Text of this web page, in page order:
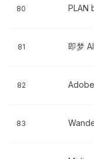
80 PLAN
81 即梦
82
83